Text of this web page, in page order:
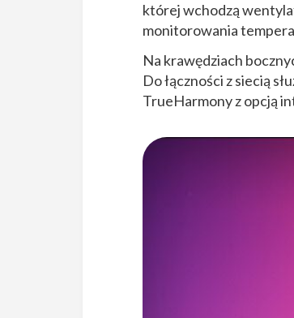
której wchodzą
monitorowania
Na krawędziach
Do łączności z siecią
TrueHarmony z opcją